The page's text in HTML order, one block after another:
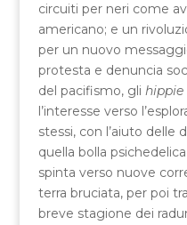
circuiti per neri come
americano; e un
per un nuovo
protesta e denuncia
del pacifismo, gli hippie
l’interesse verso
stessi, con l’aiuto delle
quella bolla
spinta verso nuove
terra bruciata, per poi
breve stagione dei